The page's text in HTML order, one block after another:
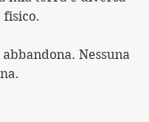
fisico.
Nessuna